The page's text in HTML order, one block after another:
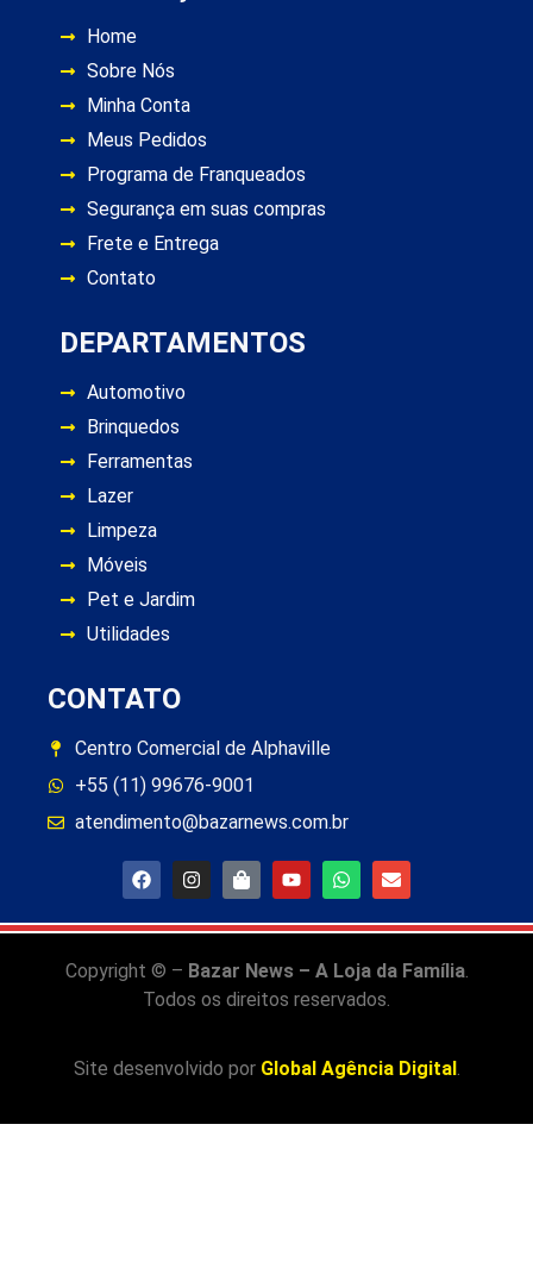
Home
Sobre Nós
Minha Conta
Meus Pedidos
Programa de Franqueados
Segurança em suas compras
Frete e Entrega
Contato
DEPARTAMENTOS
Automotivo
Brinquedos
Ferramentas
Lazer
Limpeza
Móveis
Pet e Jardim
Utilidades
CONTATO
Centro Comercial de Alphaville
+55 (11) 99676-9001
atendimento@bazarnews.com.br
Copyright © – Bazar News – A Loja da Família.
Todos os direitos reservados.
Site desenvolvido por Global Agência Digital.